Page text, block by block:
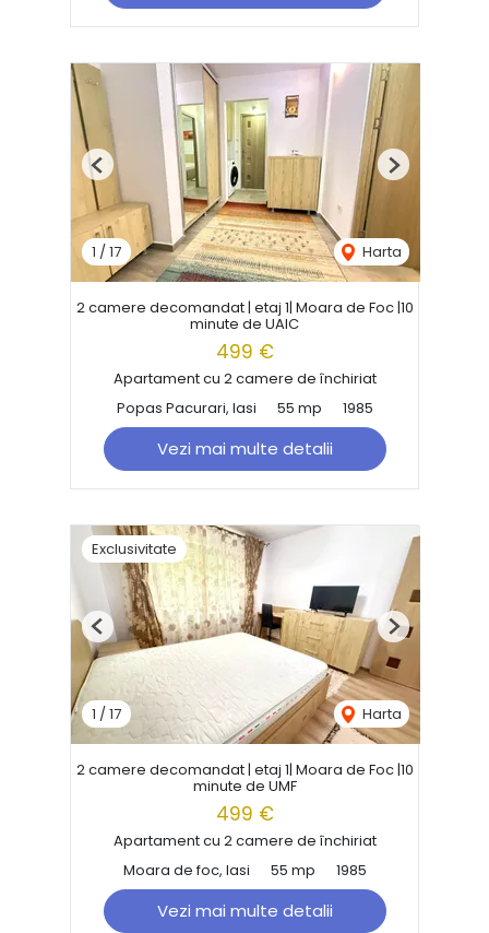
1 / 17 Harta
Previous Next
2 camere decomandat | etaj 1| Moara de Foc |10
minute de UAIC
499 €
Apartament cu 2 camere de închiriat
Popas Pacurari, Iasi
55 mp 1985
Vezi mai multe detalii
Exclusivitate
1 /17 Harta
Previous Next
2 camere decomandat | etaj 1| Moara de Foc |10
minute de UMF
499 €
Apartament cu 2 camere de închiriat
Moara de foc, Iasi
55 mp 1985
Vezi mai multe detalii